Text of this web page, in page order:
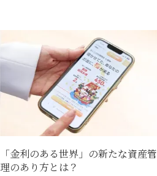
「金利のある世界」の新たな資産管
理のあり方とは？